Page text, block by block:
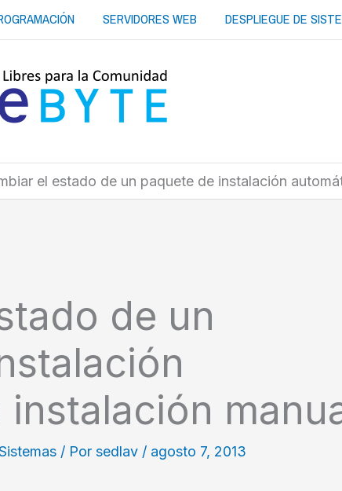
SERVIDORES WEB DESPLIEGUE DE
el estado de un paquete de instalación
de un
/ Por sedlav / agosto 7, 2013